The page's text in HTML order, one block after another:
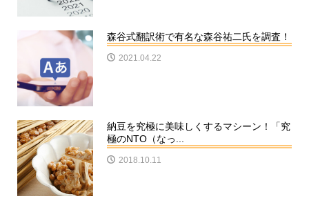
森谷式翻訳術で有名な森谷祐二氏を調査！
2021.04.22
納豆を究極に美味しくするマシーン！「究
極のNTO（なっ...
2018.10.11